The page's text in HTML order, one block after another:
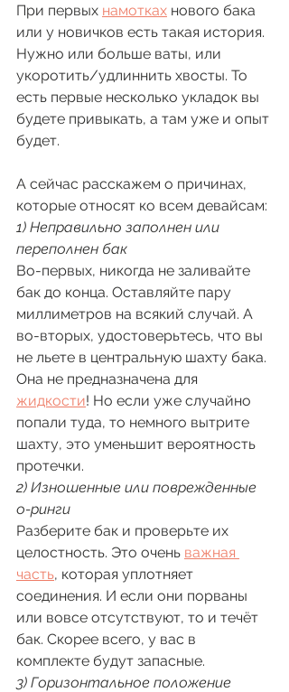
При первых намотках нового бака
или у новичков есть такая история.
Нужно или больше ваты, или
укоротить/удлиннить хвосты. То
есть первые несколько укладок вы
будете привыкать, а там уже и опыт
будет.
А сейчас расскажем о причинах,
которые относят ко всем девайсам:
1) Неправильно заполнен или
переполнен бак
Во-первых, никогда не заливайте
бак до конца. Оставляйте пару
миллиметров на всякий случай. А
во-вторых, удостоверьтесь, что вы
не льете в центральную шахту бака.
Она не предназначена для
жидкости! Но если уже случайно
попали туда, то немного вытрите
шахту, это уменьшит вероятность
протечки.
2) Изношенные или поврежденные
о-ринги
Разберите бак и проверьте их
целостность. Это очень важная
часть, которая уплотняет
соединения. И если они порваны
или вовсе отсутствуют, то и течёт
бак. Скорее всего, у вас в
комплекте будут запасные.
3) Горизонтальное положение